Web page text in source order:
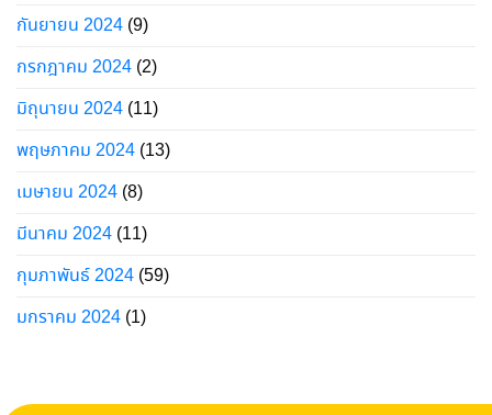
กันยายน 2024 (9)
กรกฎาคม 2024 (2)
มิถุนายน 2024 (11)
พฤษภาคม 2024 (13)
เมษายน 2024 (8)
มีนาคม 2024 (11)
กุมภาพันธ์ 2024 (59)
มกราคม 2024 (1)